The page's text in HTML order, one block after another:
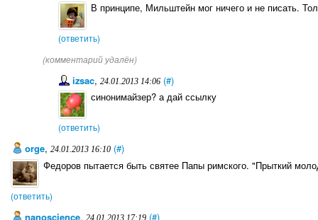
В принципе, Мильштейн мог ничего и не писать.
(ответить)
(комментарий удалён)
izsac, 24.01.2013 14:06 (#)
синонимайзер? а дай ссылку
(ответить)
orge, 24.01.2013 16:10 (#)
Федоров пытается быть святее Папы римского. "Прыткий
(ответить)
nanoscience, 24.01.2013 17:19 (#)